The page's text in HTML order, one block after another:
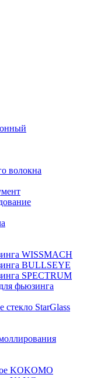
волокна
WISSMACH
BULLSEYE
SPECTRUM
фьюзинга
стекло StarGlass
KOKOMO